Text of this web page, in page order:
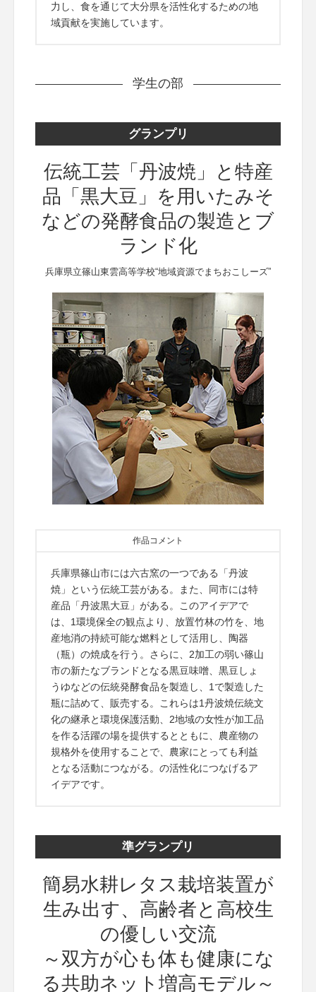
力し、食を通じて大分県を活性化するための地
域貢献を実施しています。
学生の部
グランプリ
伝統工芸「丹波焼」と特産
品「黒大豆」を用いたみそ
などの発酵食品の製造とブ
ランド化
兵庫県立篠山東雲高等学校“地域資源でまちおこしーズ”
作品コメント
兵庫県篠山市には六古窯の一つである「丹波
焼」という伝統工芸がある。また、同市には特
産品「丹波黒大豆」がある。このアイデアで
は、1環境保全の観点より、放置竹林の竹を、地
産地消の持続可能な燃料として活用し、陶器
（瓶）の焼成を行う。さらに、2加工の弱い篠山
市の新たなブランドとなる黒豆味噌、黒豆しょ
うゆなどの伝統発酵食品を製造し、1で製造した
瓶に詰めて、販売する。これらは1丹波焼伝統文
化の継承と環境保護活動、2地域の女性が加工品
を作る活躍の場を提供するとともに、農産物の
規格外を使用することで、農家にとっても利益
となる活動につながる。の活性化につなげるア
イデアです。
準グランプリ
簡易水耕レタス栽培装置が
生み出す、高齢者と高校生
の優しい交流
～双方が心も体も健康にな
る共助ネット増高モデル～